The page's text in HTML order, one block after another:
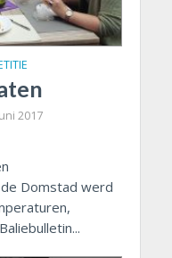
2017
Domstad werd